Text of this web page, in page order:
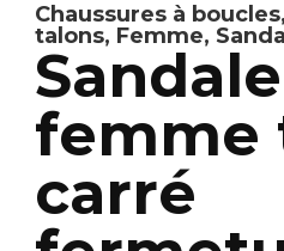
Chaussures à boucles,
talons, Femme,
femme
carré